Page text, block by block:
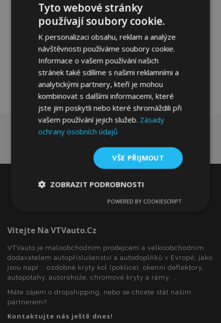
Přidat Do Košíku
Přidat
k
oblíbeným
Vítejte Na VTVauto.cz
VTVauto je maloobchodním prodejcem a velkoobchodním
dodavatelem autopříslušenství a autodoplňků v Evropě, jako
jsou např .: ozdobné kryty kol (poklice), okenní deflektory,
autopotahy, autorohože, chromové kryty a rámy, ...
Máte zájem o dropshipping, nebo se chcete stát naším
partnerem?
Kontaktujte nás ještě dnes!
Tyto webové stránky
používají soubory cookie.
K personalizaci obsahu, reklam a analýze
návštěvnosti používáme soubory cookie.
Informace o vašem používání našich
stránek také sdílíme s našimi reklamními a
analytickými partnery, kteří je mohou
kombinovat s dalšími informacemi, které
jste jim poskytli nebo které shromáždili při
vašem používání jejich služeb. Zásady
ochrany osobních údajů
VŠE PŘIJMOUT
ZOBRAZIT PODROBNOSTI
Výkonové
Soubory
Funkční soubory
POWERED BY COOKIESCRIPT